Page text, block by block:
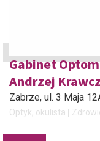
Gabinet
Andrzej
Zabrze, ul. 3 Maja
Optyk, okulista